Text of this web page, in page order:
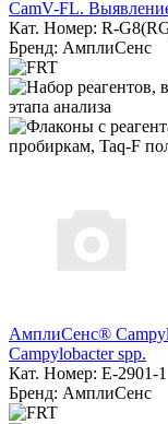
CamV-FL.
Кат. Номер: R-
Бренд: АмплиСенс
АмплиСенс®
Campylobacter spp.
Кат. Номер: E-2901-1
Бренд: АмплиСенс